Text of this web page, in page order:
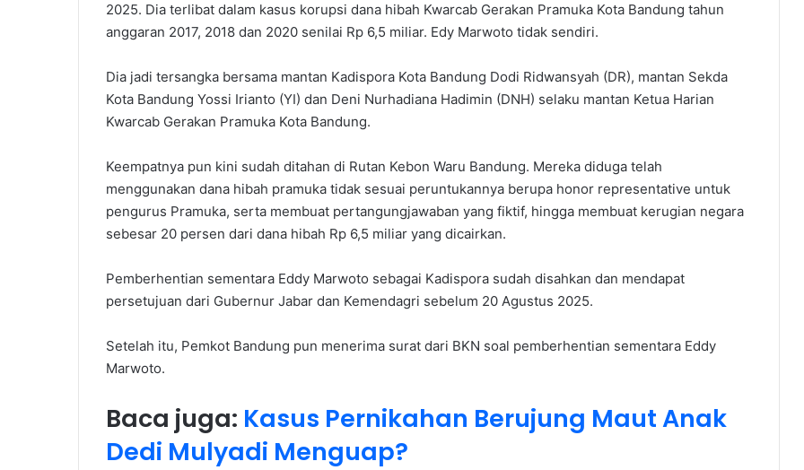
2025. Dia terlibat dalam kasus korupsi dana hibah Kwarcab Gerakan Pramuka Kota Bandung tahun
anggaran 2017, 2018 dan 2020 senilai Rp 6,5 miliar. Edy Marwoto tidak sendiri.
Dia jadi tersangka bersama mantan Kadispora Kota Bandung Dodi Ridwansyah (DR), mantan Sekda
Kota Bandung Yossi Irianto (YI) dan Deni Nurhadiana Hadimin (DNH) selaku mantan Ketua Harian
Kwarcab Gerakan Pramuka Kota Bandung.
Keempatnya pun kini sudah ditahan di Rutan Kebon Waru Bandung. Mereka diduga telah
menggunakan dana hibah pramuka tidak sesuai peruntukannya berupa honor representative untuk
pengurus Pramuka, serta membuat pertangungjawaban yang fiktif, hingga membuat kerugian negara
sebesar 20 persen dari dana hibah Rp 6,5 miliar yang dicairkan.
Pemberhentian sementara Eddy Marwoto sebagai Kadispora sudah disahkan dan mendapat
persetujuan dari Gubernur Jabar dan Kemendagri sebelum 20 Agustus 2025.
Setelah itu, Pemkot Bandung pun menerima surat dari BKN soal pemberhentian sementara Eddy
Marwoto.
Baca juga: Kasus Pernikahan Berujung Maut Anak
Dedi Mulyadi Menguap?